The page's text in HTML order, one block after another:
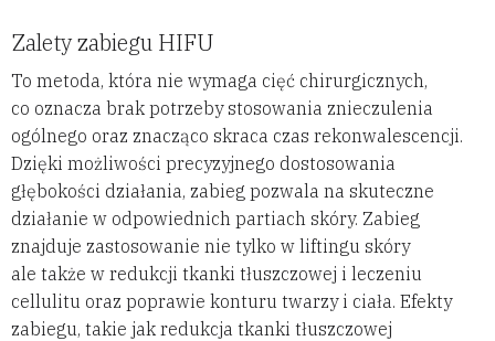
Zalety zabiegu HIFU
To metoda, która nie wymaga cięć chirurgicznych,
co oznacza brak potrzeby stosowania znieczulenia
ogólnego oraz znacząco skraca czas rekonwalescencji.
Dzięki możliwości precyzyjnego dostosowania
głębokości działania, zabieg pozwala na skuteczne
działanie w odpowiednich partiach skóry. Zabieg
znajduje zastosowanie nie tylko w liftingu skóry
ale także w redukcji tkanki tłuszczowej i leczeniu
cellulitu oraz poprawie konturu twarzy i ciała. Efekty
zabiegu, takie jak redukcja tkanki tłuszczowej